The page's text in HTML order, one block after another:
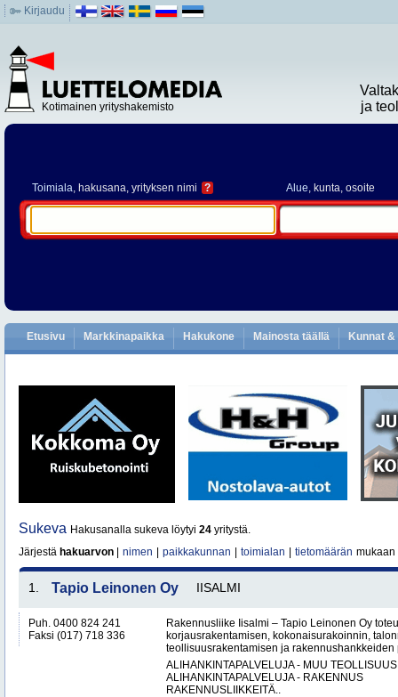
Kirjaudu
Kotimainen yrityshakemisto
ja
Toimiala, hakusana, yrityksen nimi ? Alue, kunta, osoite
Etusivu Markkinapaikka Hakukone Mainosta täällä Kunnat
Sukeva Hakusanalla sukeva löytyi 24 yritystä.
Järjestä hakuarvon nimen paikkakunnan toimialan tietomäärän mukaan
1. Tapio Leinonen Oy IISALMI
Puh. 0400 824 241
Faksi (017) 718 336
Rakennusliike Iisalmi – Tapio Leinonen Oy
korjausrakentamisen, kokonaisurakoinnin,
teollisuusrakentamisen ja
ALIHANKINTAPALVELUJA - MUU TEOLLISUUS
ALIHANKINTAPALVELUJA - RAKENNUS
RAKENNUSLIIKKEITÄ..